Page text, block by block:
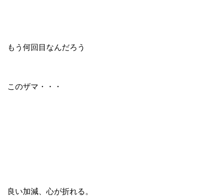
もう何回目なんだろう
このザマ・・・
良い加減、心が折れる。